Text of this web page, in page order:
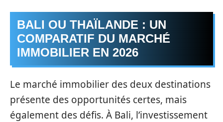
BALI OU THAÏLANDE : UN
COMPARATIF DU MARCHÉ
IMMOBILIER EN 2026
Le marché immobilier des deux destinations
présente des opportunités certes, mais
également des défis. À Bali, l’investissement